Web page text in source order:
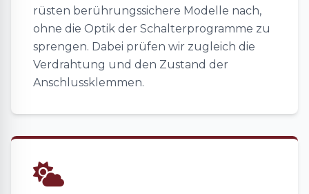
rüsten berührungssichere Modelle nach,
ohne die Optik der Schalterprogramme zu
sprengen. Dabei prüfen wir zugleich die
Verdrahtung und den Zustand der
Anschlussklemmen.